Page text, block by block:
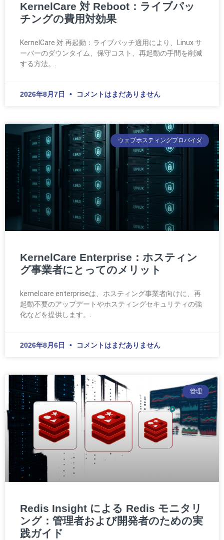
KernelCare 対 Reboot：ライブパッ
チングの費用対効果
KernelCare 対 再起動：ライブパッチ適用により、Linux サ
ーバーのダウンタイム、保守コスト、再起動の手間を削減
する方法。.
2026年8月7日 コメントはまだありません
ウェブホスティングプロバイダ
KernelCare Enterprise：ホスティン
グ事業者にとってのメリット
kernelcare enterpriseは、ホスティング事業者向けに、再
起動不要のアップデートやホスティングセキュリティの強
化などを提供します。.
2026年8月6日 コメントはまだありません
管理
Redis Insight による Redis モニタリ
ング：管理者および開発者のための実
践ガイド